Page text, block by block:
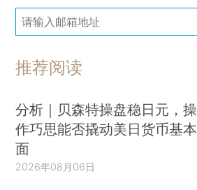
推荐阅读
分析｜贝森特操盘稳日元，操
作巧思能否撬动美日货币基本
面
2026年08月06日